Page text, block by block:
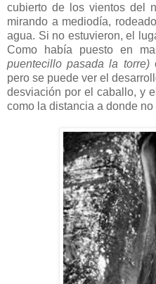
cubierto de los vientos del
mirando a mediodía,
agua. Si no estuvieron, el
Como había puesto en
puentecillo pasada la torre)
pero se puede ver el
desviación por el caballo, y
como la distancia a donde no